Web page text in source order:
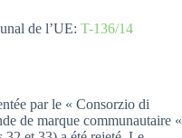
de l’UE: T-136/14
par le « Consorzio di
de marque communautaire «